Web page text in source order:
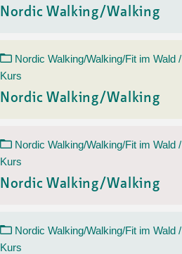
Nordic Walking/Walking
Nordic Walking/Walking/Fit im Wald /
Kurs
Nordic Walking/Walking
Nordic Walking/Walking/Fit im Wald /
Kurs
Nordic Walking/Walking
Nordic Walking/Walking/Fit im Wald /
Kurs